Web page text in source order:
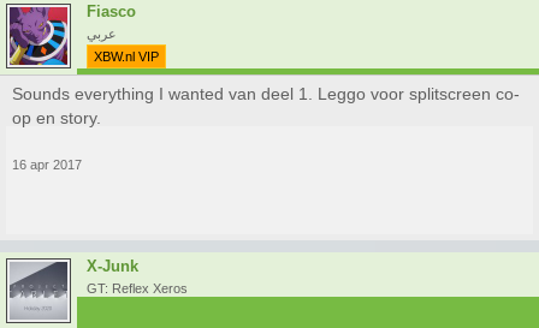
Fiasco
عربي
XBW.nl VIP
Sounds everything I wanted van deel 1. Leggo voor splitscreen co-
op en story.
16 apr 2017
X-Junk
GT: Reflex Xeros